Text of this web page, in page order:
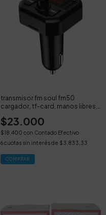
transmisor fm soul fm50
cargador, tf-card, manos libres,
$23.000
$18.400 con Contado Efectivo
6 cuotas sin interés de $3.833,33